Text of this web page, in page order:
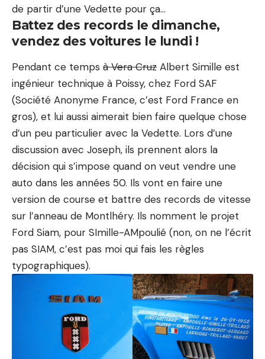
de partir d’une Vedette pour ça…
Battez des records le dimanche,
vendez des voitures le lundi !
Pendant ce temps à Vera Cruz Albert Simille est
ingénieur technique à Poissy, chez Ford SAF
(Société Anonyme France, c’est Ford France en
gros), et lui aussi aimerait bien faire quelque chose
d’un peu particulier avec la Vedette. Lors d’une
discussion avec Joseph, ils prennent alors la
décision qui s’impose quand on veut vendre une
auto dans les années 50. Ils vont en faire une
version de course et battre des records de vitesse
sur l’anneau de Montlhéry. Ils nomment le projet
Ford Siam, pour SImille-AMpoulié (non, on ne l’écrit
pas SIAM, c’est pas moi qui fais les règles
typographiques).